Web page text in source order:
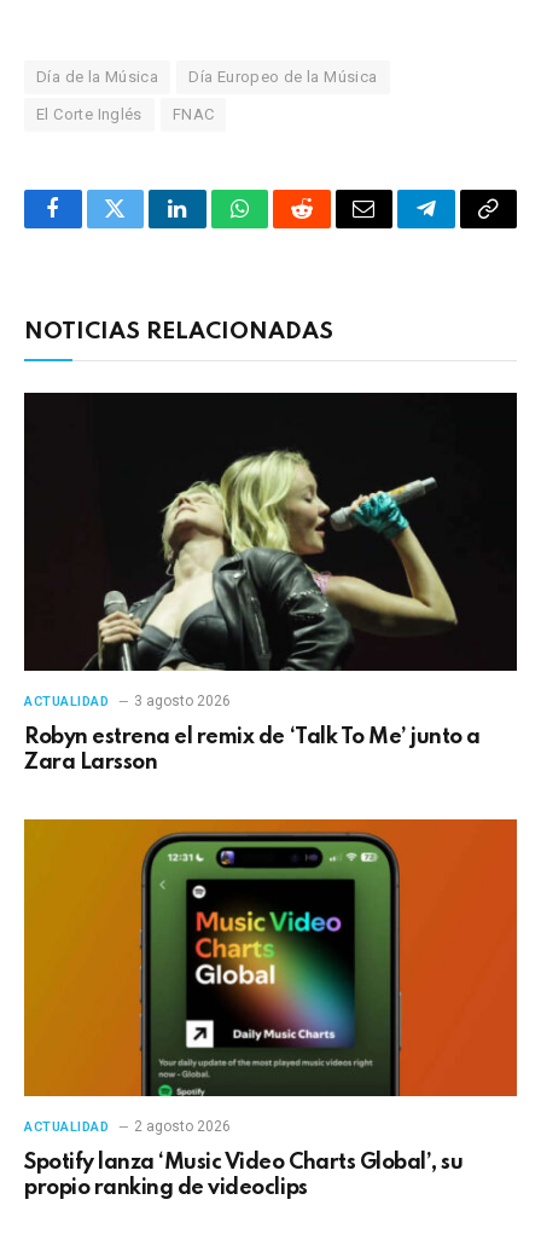
Día de la Música Día Europeo de la Música
El Corte Inglés FNAC
FacebookTwitterLinkedInWhatsAppRedditCorreoTelegrama
NOTICIAS RELACIONADAS
ACTUALIDAD 3 agosto 2026
Robyn estrena el remix de ‘Talk To Me’ junto a
Zara Larsson
ACTUALIDAD 2 agosto 2026
Spotify lanza ‘Music Video Charts Global’, su
propio ranking de videoclips